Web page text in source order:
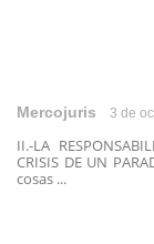
Mercojuris 3 de
II.-LA
CRISIS DE UN
cosas ...